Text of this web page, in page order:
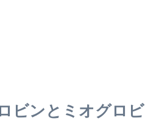
ビンとミオグロ